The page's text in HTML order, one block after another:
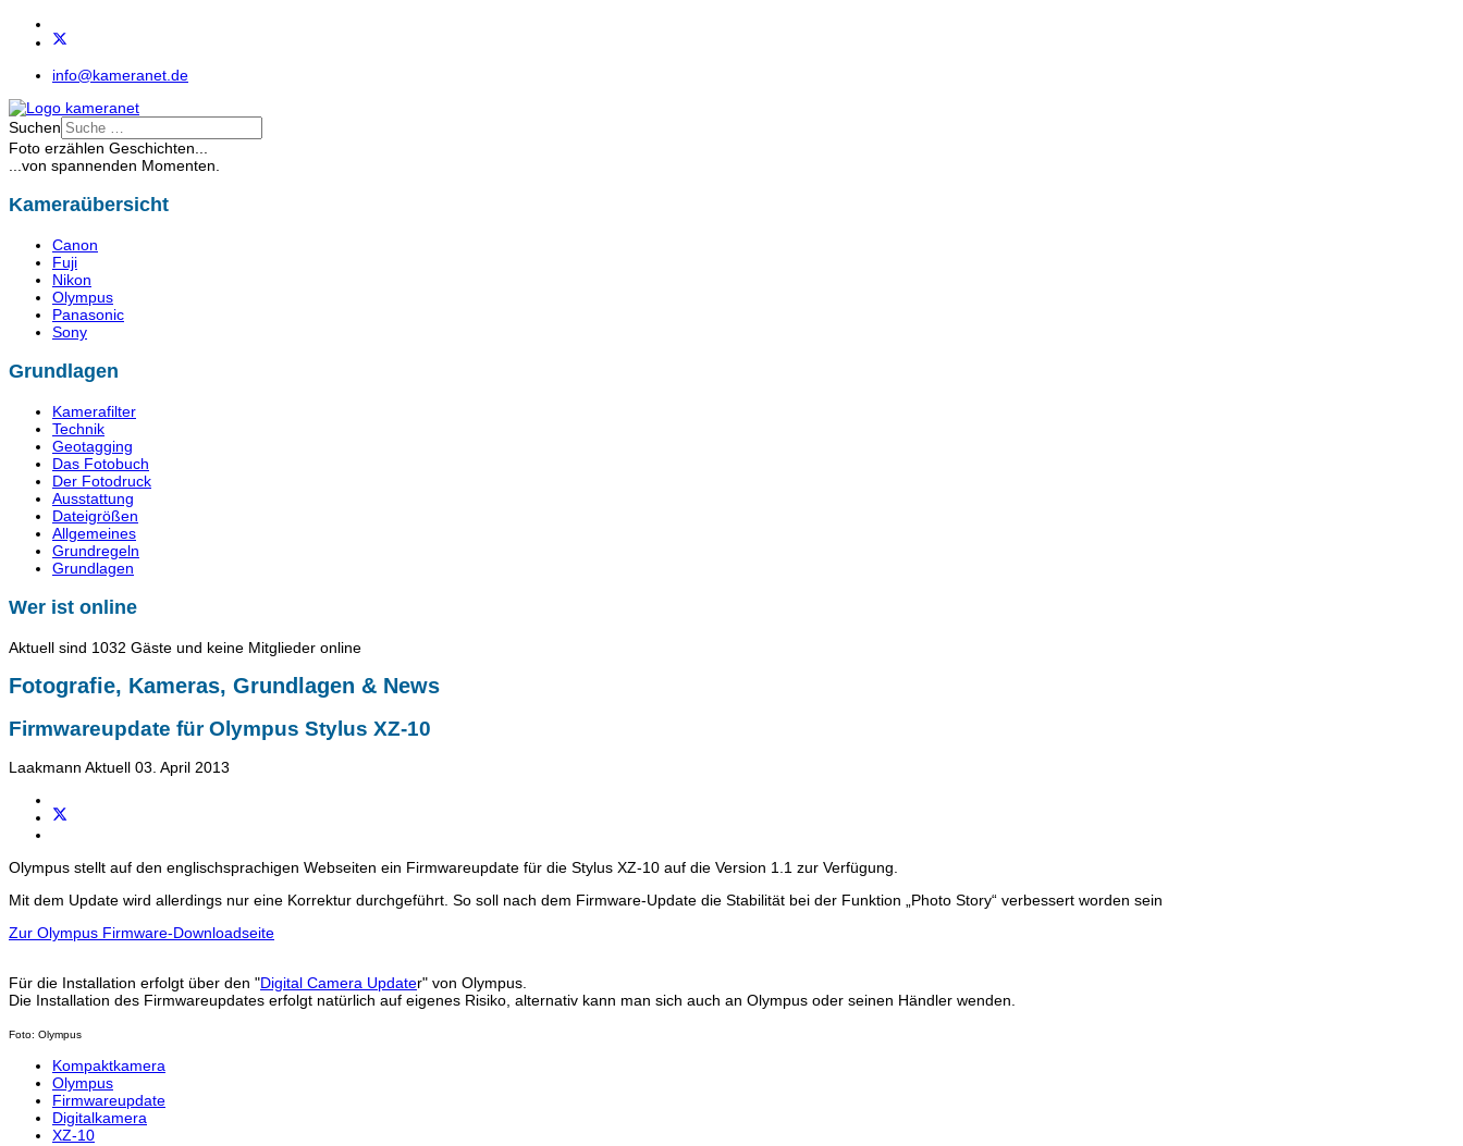
info@kameranet.de
Suchen
Foto erzählen Geschichten...
...von spannenden Momenten.
Kameraübersicht
Canon
Fuji
Nikon
Olympus
Panasonic
Sony
Grundlagen
Kamerafilter
Technik
Geotagging
Das Fotobuch
Der Fotodruck
Ausstattung
Dateigrößen
Allgemeines
Grundregeln
Grundlagen
Wer ist online
Aktuell sind 1032 Gäste und keine Mitglieder online
Fotografie, Kameras, Grundlagen & News
Firmwareupdate für Olympus Stylus XZ-10
Laakmann Aktuell 03. April 2013
Olympus stellt auf den englischsprachigen Webseiten ein Firmwareupdate für die Stylus XZ-10 auf die Version 1.1 zur Verfügung.
Mit dem Update wird allerdings nur eine Korrektur durchgeführt. So soll nach dem Firmware-Update die Stabilität bei der Funktion „Photo Story“ verbessert worden sein
Zur Olympus Firmware-Downloadseite
Für die Installation erfolgt über den "Digital Camera Updater" von Olympus.
Die Installation des Firmwareupdates erfolgt natürlich auf eigenes Risiko, alternativ kann man sich auch an Olympus oder seinen Händler wenden.
Foto: Olympus
Kompaktkamera
Olympus
Firmwareupdate
Digitalkamera
XZ-10